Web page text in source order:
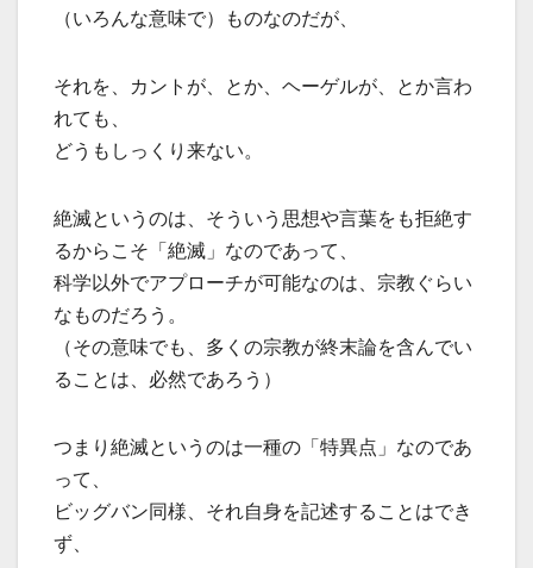
（いろんな意味で）ものなのだが、
それを、カントが、とか、ヘーゲルが、とか言わ
れても、
どうもしっくり来ない。
絶滅というのは、そういう思想や言葉をも拒絶す
るからこそ「絶滅」なのであって、
科学以外でアプローチが可能なのは、宗教ぐらい
なものだろう。
（その意味でも、多くの宗教が終末論を含んでい
ることは、必然であろう）
つまり絶滅というのは一種の「特異点」なのであ
って、
ビッグバン同様、それ自身を記述することはでき
ず、